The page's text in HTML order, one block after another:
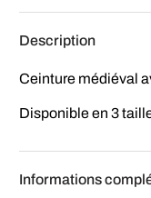
Description
Ceinture médiéval
Disponible en 3
Informations